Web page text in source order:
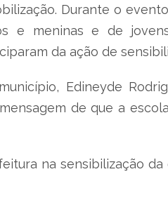
Durante o
e meninas e de
da ação de
Edineyde
de que a
na sensibilização da